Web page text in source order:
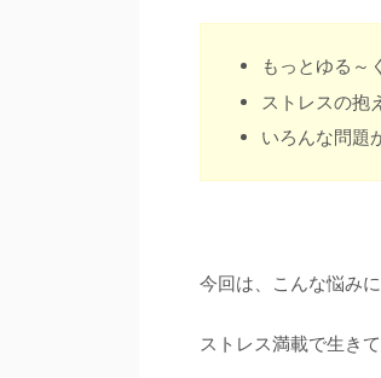
もっとゆる～
ストレスの抱
いろんな問題
今回は、こんな悩み
ストレス満載で生きて